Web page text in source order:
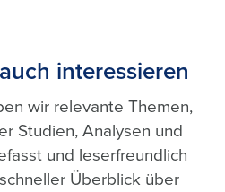
interessieren
wir relevante Themen,
Studien, Analysen und
und leserfreundlich
Überblick über